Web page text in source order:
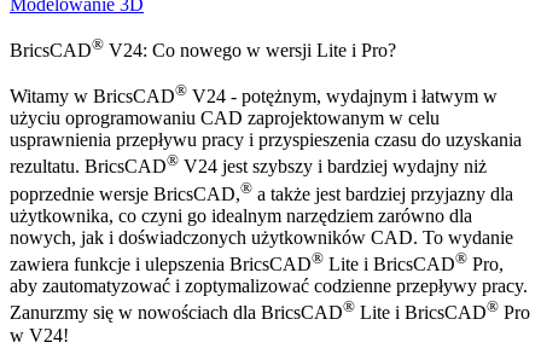
BricsCAD® V24: Co nowego w wersji Lite i Pro?
Witamy w BricsCAD® V24 - potężnym, wydajnym i łatwym w
użyciu oprogramowaniu CAD zaprojektowanym w celu
usprawnienia przepływu pracy i przyspieszenia czasu do uzyskania
rezultatu. BricsCAD® V24 jest szybszy i bardziej wydajny niż
poprzednie wersje BricsCAD,® a także jest bardziej przyjazny dla
użytkownika, co czyni go idealnym narzędziem zarówno dla
nowych, jak i doświadczonych użytkowników CAD. To wydanie
zawiera funkcje i ulepszenia BricsCAD® Lite i BricsCAD® Pro,
aby zautomatyzować i zoptymalizować codzienne przepływy pracy.
Zanurzmy się w nowościach dla BricsCAD® Lite i BricsCAD® Pro
w V24!